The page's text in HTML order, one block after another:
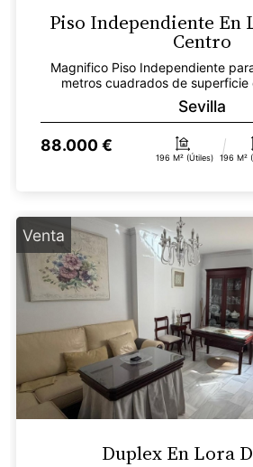
Piso Independiente En
Centro
Magnifico Piso Independiente
metros cuadrados de superficie
pueblo,...
Sevilla
88.000 €
196 M² (útiles) 196 M²
Venta
Duplex En Lora